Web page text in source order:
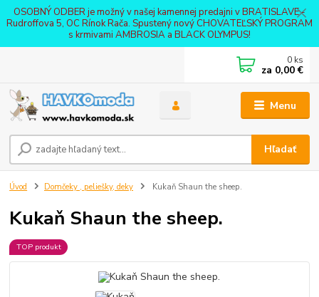
OSOBNÝ ODBER je možný v našej kamennej predajni v BRATISLAVE -
Rudroffova 5, OC Rínok Rača. Spustený nový CHOVATEĽSKÝ PROGRAM
s krmivami AMBROSIA a BLACK OLYMPUS!
Menu
Hľadať
0 ks
za 0,00 €
Úvod Domčeky , peliešky, deky Kukaň Shaun the sheep.
Kukaň Shaun the sheep.
TOP produkt